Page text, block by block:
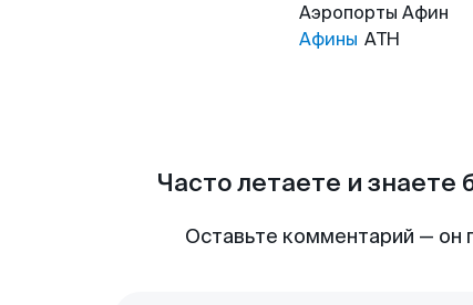
Аэропорты Афин
Афины ATH
Часто летаете и знаете
Оставьте комментарий — он